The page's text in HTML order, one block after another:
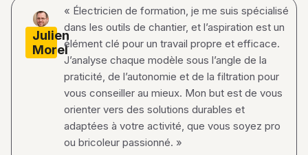
Julien
Morel
« Électricien de formation, je me suis spécialisé
dans les outils de chantier, et l’aspiration est un
élément clé pour un travail propre et efficace.
J’analyse chaque modèle sous l’angle de la
praticité, de l’autonomie et de la filtration pour
vous conseiller au mieux. Mon but est de vous
orienter vers des solutions durables et
adaptées à votre activité, que vous soyez pro
ou bricoleur passionné. »